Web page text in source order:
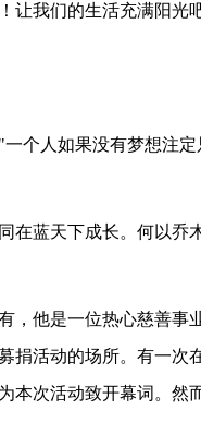
让我们的生活充满阳光
个人如果没有梦想注
在蓝天下成长。何以乔
，他是一位热心慈善事
捐活动的场所。有一次
本次活动致开幕词。然